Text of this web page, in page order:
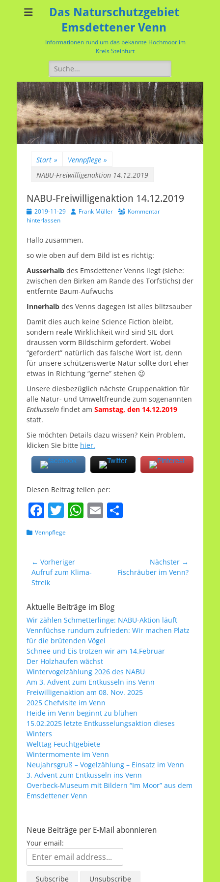
Das Naturschutzgebiet
Emsdettener Venn
Informationen rund um das bekannte Hochmoor im
Kreis Steinfurt
Suchen
nach:
Start » Vennpflege »
NABU-Freiwilligenaktion 14.12.2019
NABU-Freiwilligenaktion 14.12.2019
Veröffentlicht
am
2019-11-29 AutorFrank Müller
Kommentar
hinterlassen
Hallo zusammen,
so wie oben auf dem Bild ist es richtig:
Ausserhalb des Emsdettener Venns liegt (siehe:
zwischen den Birken am Rande des Torfstichs) der
entfernte Baum-Aufwuchs
Innerhalb des Venns dagegen ist alles blitzsauber
Damit dies auch keine Science Fiction bleibt,
sondern reale Wirklichkeit wird sind SIE dort
draussen vorm Bildschirm gefordert. Wobei
“gefordert” natürlich das falsche Wort ist, denn
für unsere schützenswerte Natur sollte dort eher
etwas in Richtung “gerne” stehen 😉
Unsere diesbezüglich nächste Gruppenaktion für
alle Natur- und Umweltfreunde zum sogenannten
Entkusseln findet am Samstag, den 14.12.2019
statt.
Sie möchten Details dazu wissen? Kein Problem,
klicken Sie bitte hier.
Diesen Beitrag teilen per:
F
a
c
e
b
o
o
k
T
w
itt
er
W
h
A
p
E
m
Kategorien
Vennpflege
Beitragsnavigation
← Vorheriger
Vorheriger
Beitrag:
Aufruf zum Klima-
Streik
Nächster →
Nächster
Fischräuber im Venn?
Aktuelle Beiträge im Blog
Wir zählen Schmetterlinge: NABU-Aktion läuft
Vennfüchse rundum zufrieden: Wir machen Platz
für die brütenden Vögel
Schnee und Eis trotzen wir am 14.Februar
Der Holzhaufen wächst
Wintervogelzählung 2026 des NABU
Am 3. Advent zum Entkusseln ins Venn
Freiwilligenaktion am 08. Nov. 2025
2025 Chefvisite im Venn
Heide im Venn beginnt zu blühen
15.02.2025 letzte Entkusselungsaktion dieses
Winters
Welttag Feuchtgebiete
Wintermomente im Venn
Neujahrsgruß – Vogelzählung – Einsatz im Venn
3. Advent zum Entkusseln ins Venn
Overbeck-Museum mit Bildern “Im Moor” aus dem
Emsdettener Venn
Neue Beiträge per E-Mail abonnieren
Your email: